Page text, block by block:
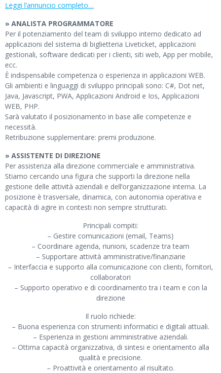
Leggi l’annuncio completo…
» ANALISTA PROGRAMMATORE
Per il potenziamento del team di sviluppo interno dedicato ad
applicazioni del sistema di biglietteria Liveticket, applicazioni
gestionali, software dedicati per i clienti, siti web, App per mobile,
ecc.
È indispensabile competenza o esperienza in applicazioni WEB.
Gli ambienti e linguaggi di sviluppo principali sono: C#, Dot net,
Java, Javascript, PWA, Applicazioni Android e Ios, Applicazioni
WEB, PHP.
Sarà valutato il posizionamento in base alle competenze e
necessità.
Retribuzione supplementare: premi produzione.
» ASSISTENTE DI DIREZIONE
Per assistenza alla direzione commerciale e amministrativa.
Stiamo cercando una figura che supporti la direzione nella
gestione delle attività aziendali e dell’organizzazione interna. La
posizione è trasversale, dinamica, con autonomia operativa e
capacità di agire in contesti non sempre strutturati.
Principali compiti:
– Gestire comunicazioni (email, Teams)
– Coordinare agenda, riunioni, scadenze tra team
– Supportare attività amministrative/finanziarie
– Interfaccia e supporto alla comunicazione con clienti, fornitori,
collaboratori
– Supporto operativo e di coordinamento tra i team e con la
direzione
Il ruolo richiede:
– Buona esperienza con strumenti informatici e digitali attuali.
– Esperienza in gestioni amministrative aziendali.
– Ottima capacità organizzativa, di sintesi e orientamento alla
qualità e precisione.
– Proattività e orientamento al risultato.